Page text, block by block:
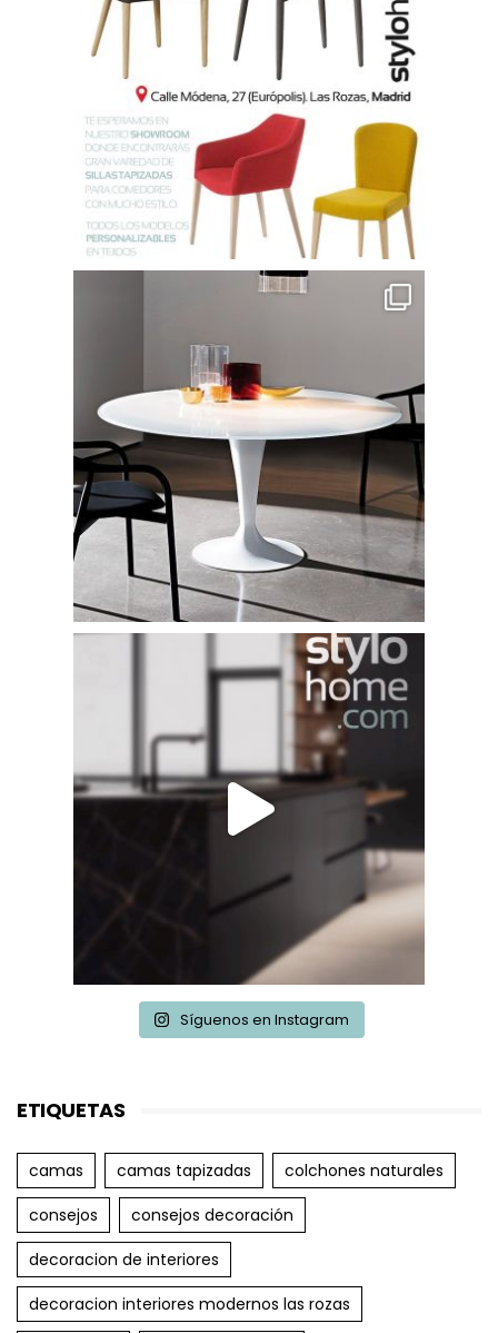
Síguenos en Instagram
ETIQUETAS
camas camas tapizadas
colchones naturales
consejos
consejos decoración
decoracion de interiores
decoracion interiores modernos las rozas